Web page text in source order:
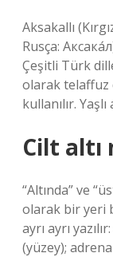
Aksakallı
Rusça:
Çeşitli Türk
olarak telaffuz
kullanılır.
Cilt altı
“Altında” ve
olarak bir yeri
ayrı ayrı
(yüzey);